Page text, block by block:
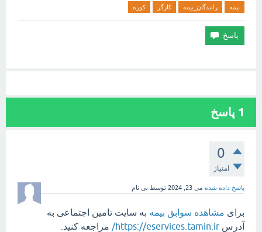
بیمه رانندگان_بیمه کارگر کوره
1 پاسخ
0
امتیاز
پاسخ داده شده می 23, 2024 توسط بی نام
برای مشاهده سوابق بیمه به سایت تامین اجتماعی به
آدرس https://eservices.tamin.ir/ مراجعه کنید.